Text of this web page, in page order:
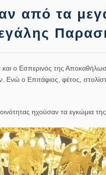
από τα
ο Εσπερινός της
ο Επιτάφιος, φέτος,
ηχούσαν τα εγκώμια